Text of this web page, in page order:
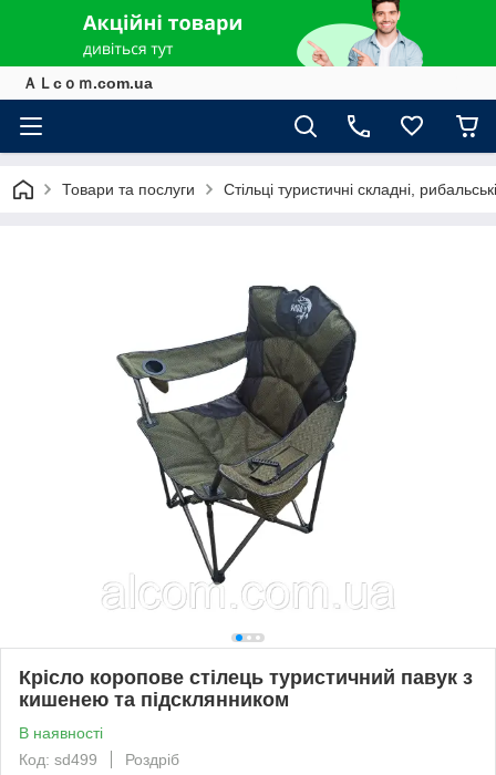
ＡＬcｏｍ.com.ua
Товари та послуги Стільці туристичні складні,
Крісло коропове стілець туристичний павук з
кишенею та підсклянником
В наявності
Код: sd499
Роздріб